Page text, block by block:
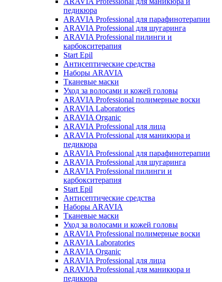
педикюра
ARAVIA Professional для парафинотерапии
ARAVIA Professional для шугаринга
ARAVIA Professional пилинги и
карбокситерапия
Start Epil
Антисептические средства
Наборы ARAVIA
Тканевые маски
Уход за волосами и кожей головы
ARAVIA Professional полимерные воски
ARAVIA Laboratories
ARAVIA Organic
ARAVIA Professional для лица
ARAVIA Professional для маникюра и
педикюра
ARAVIA Professional для парафинотерапии
ARAVIA Professional для шугаринга
ARAVIA Professional пилинги и
карбокситерапия
Start Epil
Антисептические средства
Наборы ARAVIA
Тканевые маски
Уход за волосами и кожей головы
ARAVIA Professional полимерные воски
ARAVIA Laboratories
ARAVIA Organic
ARAVIA Professional для лица
ARAVIA Professional для маникюра и
педикюра